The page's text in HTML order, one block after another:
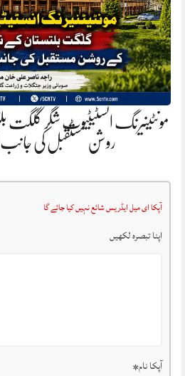
مونٹینیرنگ انسٹیٹیوٹ شگر گلگت
روشن مستقبل کی
آپکا ای میل ایڈریس شائع نہیں کیا جائے گا
اپنا تبصرہ لکھیں
آپکا نام*